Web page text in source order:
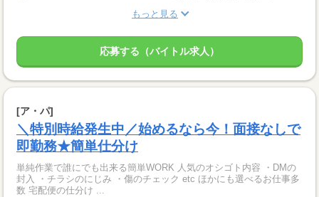
もっと見る
応募する（バイトル求人）
[ア・パ]
＼特別時給発生中／始めるなら今！面接なしで
即勤務★簡単仕分け
単純作業で誰にでも出来る簡単WORK 人気のオシゴト内容 ・DMの
封入 ・チラシのにじみ ・傷のチェック etc ほかにも選べるお仕事多
数 宅配便の仕分け ...